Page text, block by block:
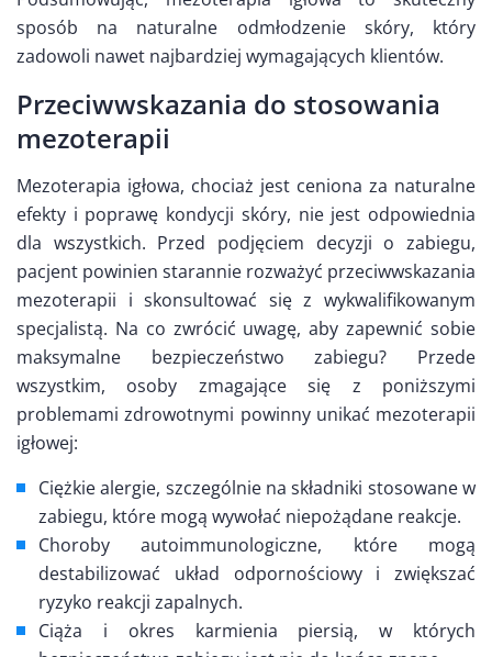
sposób na naturalne odmłodzenie skóry, który
zadowoli nawet najbardziej wymagających klientów.
Przeciwwskazania do stosowania
mezoterapii
Mezoterapia igłowa, chociaż jest ceniona za naturalne
efekty i poprawę kondycji skóry, nie jest odpowiednia
dla wszystkich. Przed podjęciem decyzji o zabiegu,
pacjent powinien starannie rozważyć przeciwwskazania
mezoterapii i skonsultować się z wykwalifikowanym
specjalistą. Na co zwrócić uwagę, aby zapewnić sobie
maksymalne bezpieczeństwo zabiegu? Przede
wszystkim, osoby zmagające się z poniższymi
problemami zdrowotnymi powinny unikać mezoterapii
igłowej:
Ciężkie alergie, szczególnie na składniki stosowane w
zabiegu, które mogą wywołać niepożądane reakcje.
Choroby autoimmunologiczne, które mogą
destabilizować układ odpornościowy i zwiększać
ryzyko reakcji zapalnych.
Ciąża i okres karmienia piersią, w których